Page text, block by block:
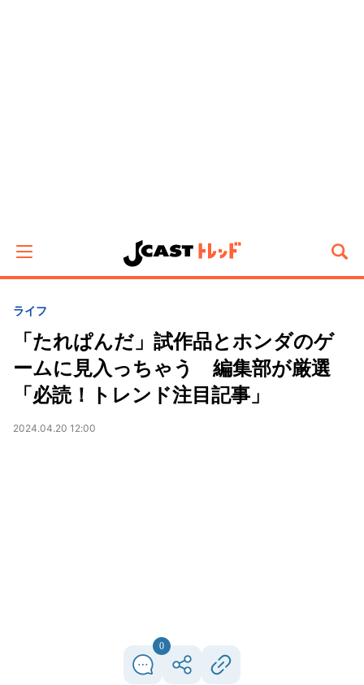
ライフ
「たれぱんだ」試作品とホンダのゲ
ームに見入っちゃう 編集部が厳選
「必読！トレンド注目記事」
2024.04.20 12:00
0